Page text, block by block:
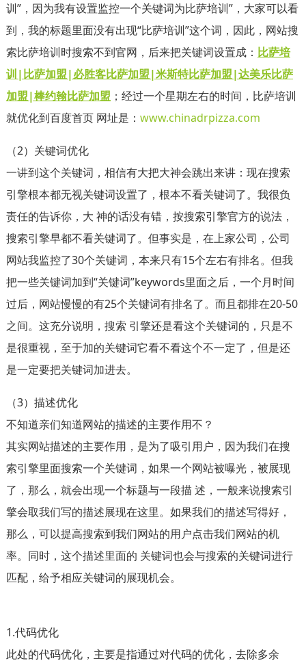
训”，因为我有设置监控一个关键词为比萨培训”，大家可以看
到，我的标题里面没有出现“比萨培训”这个词，因此，网站搜
索比萨培训时搜索不到官网，后来把关键词设置成： 比萨培
训|比萨加盟|必胜客比萨加盟|米斯特比萨加盟|达美乐比萨
加盟|棒约翰比萨加盟 ；经过一个星期左右的时间，比萨培训
就优化到百度首页 网址是： www.chinadrpizza.com
（2）关键词优化
一讲到这个关键词，相信有大把大神会跳出来讲：现在搜索
引擎根本都无视关键词设置了，根本不看关键词了。我很负
责任的告诉你，大 神的话没有错，按搜索引擎官方的说法，
搜索引擎早都不看关键词了。但事实是，在上家公司，公司
网站我监控了30个关键词，本来只有15个左右有排名。但我
把一些关键词加到“关键词”keywords里面之后，一个月时间
过后，网站慢慢的有25个关键词有排名了。而且都排在20-50
之间。这充分说明，搜索 引擎还是看这个关键词的，只是不
是很重视，至于加的关键词它看不看这个不一定了，但是还
是一定要把关键词加进去。
（3）描述优化
不知道亲们知道网站的描述的主要作用不？
其实网站描述的主要作用，是为了吸引用户，因为我们在搜
索引擎里面搜索一个关键词，如果一个网站被曝光，被展现
了，那么，就会出现一个标题与一段描 述，一般来说搜索引
擎会取我们写的描述展现在这里。如果我们的描述写得好，
那么，可以提高搜索到我们网站的用户点击我们网站的机
率。同时，这个描述里面的 关键词也会与搜索的关键词进行
匹配，给予相应关键词的展现机会。
1.代码优化
此处的代码优化，主要是指通过对代码的优化，去除多余